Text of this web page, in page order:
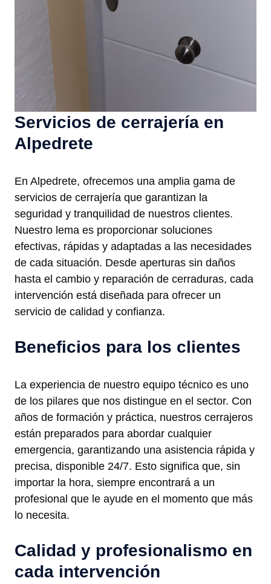
Servicios de cerrajería en
Alpedrete
En Alpedrete, ofrecemos una amplia gama de
servicios de cerrajería que garantizan la
seguridad y tranquilidad de nuestros clientes.
Nuestro lema es proporcionar soluciones
efectivas, rápidas y adaptadas a las necesidades
de cada situación. Desde aperturas sin daños
hasta el cambio y reparación de cerraduras, cada
intervención está diseñada para ofrecer un
servicio de calidad y confianza.
Beneficios para los clientes
La experiencia de nuestro equipo técnico es uno
de los pilares que nos distingue en el sector. Con
años de formación y práctica, nuestros cerrajeros
están preparados para abordar cualquier
emergencia, garantizando una asistencia rápida y
precisa, disponible 24/7. Esto significa que, sin
importar la hora, siempre encontrará a un
profesional que le ayude en el momento que más
lo necesita.
Calidad y profesionalismo en
cada intervención